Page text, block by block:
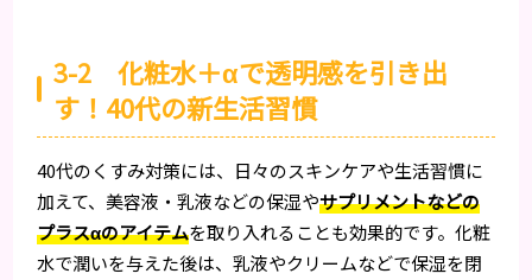
3-2 化粧水＋αで透明感を引き出
す！40代の新生活習慣
40代のくすみ対策には、日々のスキンケアや生活習慣に
加えて、美容液・乳液などの保湿やサプリメントなどの
プラスαのアイテムを取り入れることも効果的です。化粧
水で潤いを与えた後は、乳液やクリームなどで保湿を閉